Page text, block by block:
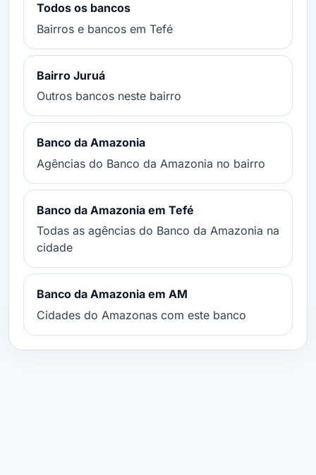
Todos os bancos
Bairros e bancos em Tefé
Bairro Juruá
Outros bancos neste bairro
Banco da Amazonia
Agências do Banco da Amazonia no bairro
Banco da Amazonia em Tefé
Todas as agências do Banco da Amazonia na
cidade
Banco da Amazonia em AM
Cidades do Amazonas com este banco